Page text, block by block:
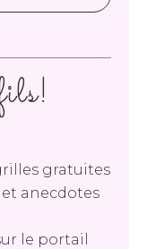
gratuites
et anecdotes
le portail